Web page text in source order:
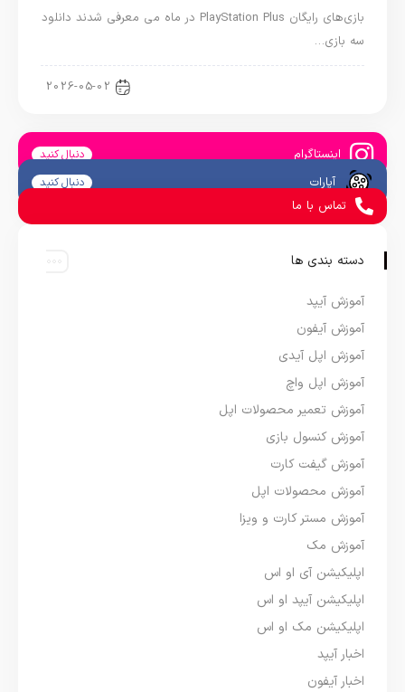
بازی‌های رایگان PlayStation Plus در ماه می معرفی شدند دانلود
سه بازی…
2026-05-02
اینستاگرام دنبال کنید
آپارات دنبال کنید
تماس با ما
دسته بندی ها
آموزش آیپد
آموزش آیفون
آموزش اپل آیدی
آموزش اپل واچ
آموزش تعمیر محصولات اپل
آموزش کنسول بازی
آموزش گیفت کارت
آموزش محصولات اپل
آموزش مستر کارت و ویزا
آموزش مک
اپلیکیشن آی او اس
اپلیکیشن آیپد او اس
اپلیکیشن مک او اس
اخبار آیپد
اخبار آیفون